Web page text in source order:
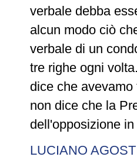
verbale debba
alcun modo ciò
verbale di un
tre righe ogni
dice che
non dice che la
dell'opposizione
LUCIANO